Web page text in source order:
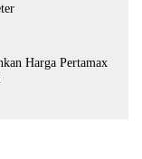
Harga Pertamax